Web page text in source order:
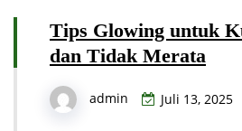
Tips Glowing untuk
dan Tidak Merata
admin Juli 13, 2025